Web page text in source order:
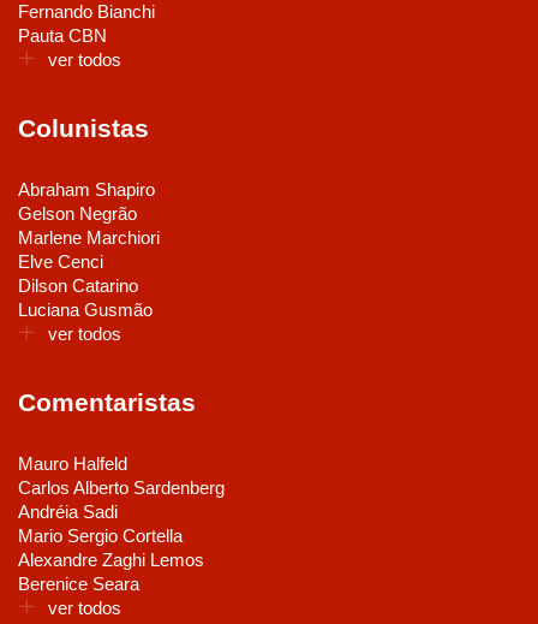
Fernando Bianchi
Pauta CBN
ver todos
Colunistas
Abraham Shapiro
Gelson Negrão
Marlene Marchiori
Elve Cenci
Dilson Catarino
Luciana Gusmão
ver todos
Comentaristas
Mauro Halfeld
Carlos Alberto Sardenberg
Andréia Sadi
Mario Sergio Cortella
Alexandre Zaghi Lemos
Berenice Seara
ver todos